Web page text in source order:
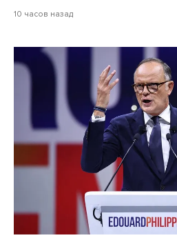
10 часов назад